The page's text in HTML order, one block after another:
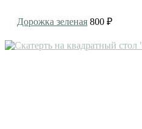
Дорожка зеленая 800 ₽